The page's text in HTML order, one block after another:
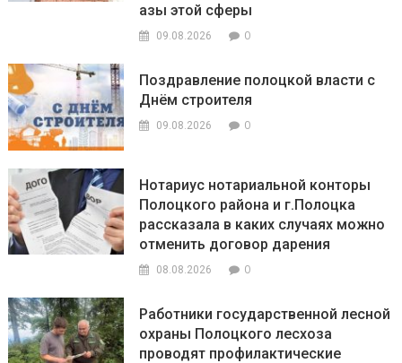
азы этой сферы
09.08.2026 0
Поздравление полоцкой власти с
Днём строителя
09.08.2026 0
Нотариус нотариальной конторы
Полоцкого района и г.Полоцка
рассказала в каких случаях можно
отменить договор дарения
08.08.2026 0
Работники государственной лесной
охраны Полоцкого лесхоза
проводят профилактические